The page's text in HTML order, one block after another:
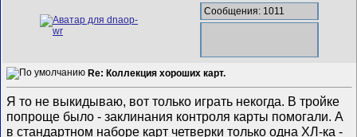
Сообщения: 1011
Re: Коллекция хороших карт.
Я то не выкидываю, вот только играть некогда. В тройке
попроще было - заклинания контроля карты помогали. А
в стандартном наборе карт четверки только одна ХЛ-ка -